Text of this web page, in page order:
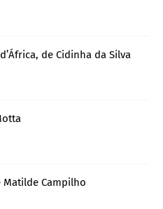
de Cidinha da Silva
Matilde Campilho